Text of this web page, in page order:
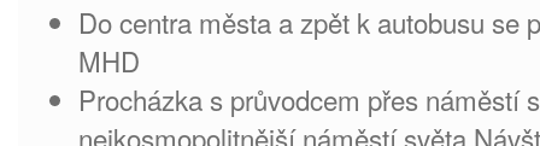
Do centra města a zpět k autobusu se
MHD
Procházka s průvodcem přes náměstí
nejkosmopolitnější náměstí světa